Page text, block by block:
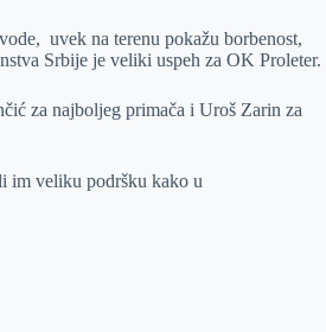
uvek na terenu pokažu borbenost,
Srbije je veliki uspeh za OK Proleter.
za najboljeg primača i Uroš Zarin za
im veliku podršku kako u